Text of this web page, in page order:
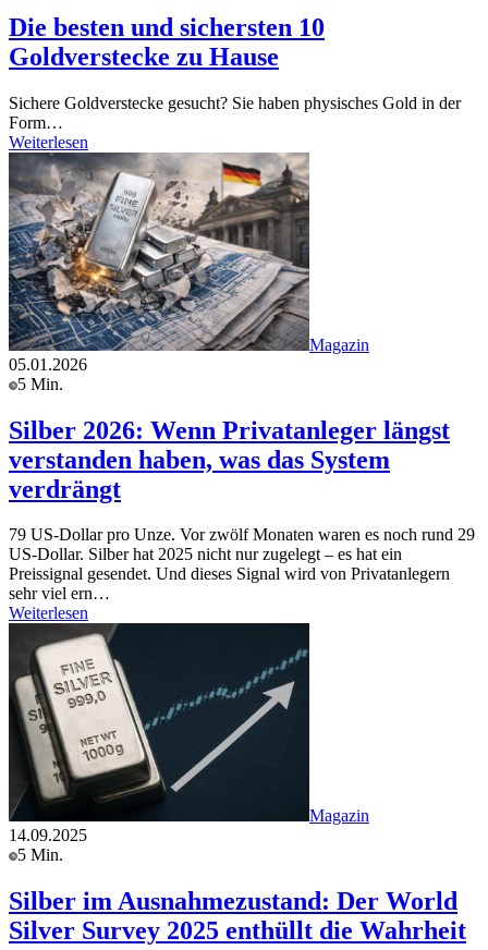
Die besten und sichersten 10
Goldverstecke zu Hause
Sichere Goldverstecke gesucht? Sie haben physisches Gold in der
Form…
Weiterlesen
Magazin
05.01.2026
5 Min.
Silber 2026: Wenn Privatanleger längst
verstanden haben, was das System
verdrängt
79 US-Dollar pro Unze. Vor zwölf Monaten waren es noch rund 29
US-Dollar. Silber hat 2025 nicht nur zugelegt – es hat ein
Preissignal gesendet. Und dieses Signal wird von Privatanlegern
sehr viel ern…
Weiterlesen
Magazin
14.09.2025
5 Min.
Silber im Ausnahmezustand: Der World
Silver Survey 2025 enthüllt die Wahrheit